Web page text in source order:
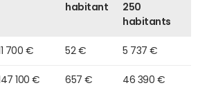
habitant
250
habitants
11 700 € 52 € 5 737 €
147 100 € 657 € 46 390 €